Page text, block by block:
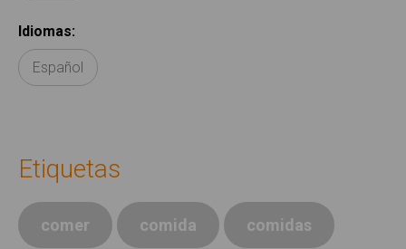
Idiomas:
Español
Etiquetas
comer comida comidas